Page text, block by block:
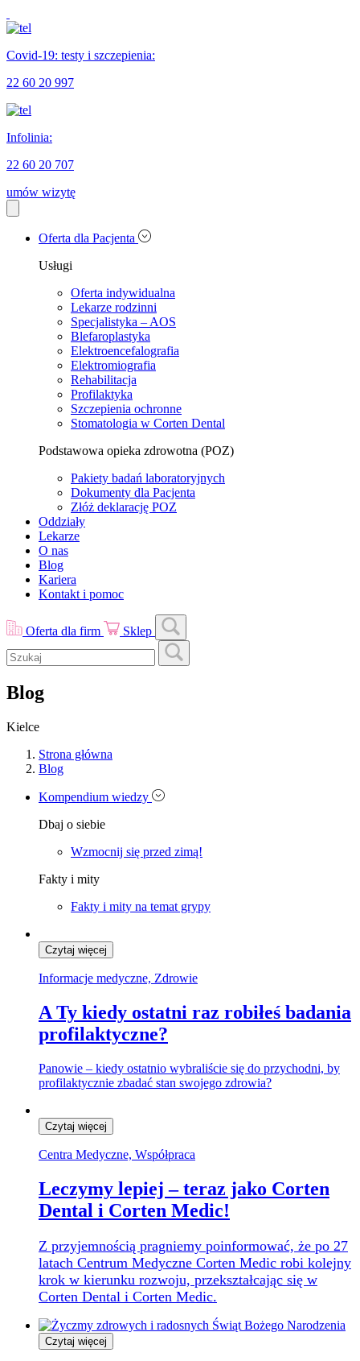
Covid-19: testy i szczepienia:
22 60 20 997
Infolinia:
22 60 20 707
umów wizytę
Oferta dla Pacjenta
Usługi
Oferta indywidualna
Lekarze rodzinni
Specjalistyka – AOS
Blefaroplastyka
Elektroencefalografia
Elektromiografia
Rehabilitacja
Profilaktyka
Szczepienia ochronne
Stomatologia w Corten Dental
Podstawowa opieka zdrowotna (POZ)
Pakiety badań laboratoryjnych
Dokumenty dla Pacjenta
Złóż deklarację POZ
Oddziały
Lekarze
O nas
Blog
Kariera
Kontakt i pomoc
Oferta dla firm Sklep
Blog
Kielce
Strona główna
Blog
Kompendium wiedzy
Dbaj o siebie
Wzmocnij się przed zimą!
Fakty i mity
Fakty i mity na temat grypy
Czytaj więcej
Informacje medyczne, Zdrowie
A Ty kiedy ostatni raz robiłeś badania
profilaktyczne?
Panowie – kiedy ostatnio wybraliście się do przychodni, by
profilaktycznie zbadać stan swojego zdrowia?
Czytaj więcej
Centra Medyczne, Współpraca
Leczymy lepiej – teraz jako Corten
Dental i Corten Medic!
Z przyjemnością pragniemy poinformować, że po 27
latach Centrum Medyczne Corten Medic robi kolejny
krok w kierunku rozwoju, przekształcając się w
Corten Dental i Corten Medic.
Czytaj więcej